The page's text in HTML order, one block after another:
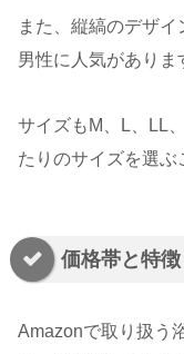
また、縦縞のデザイ
男性に人気がありま
サイズもM、L、LL
たりのサイズを選ぶ
価格帯と特徴
Amazonで取り扱う